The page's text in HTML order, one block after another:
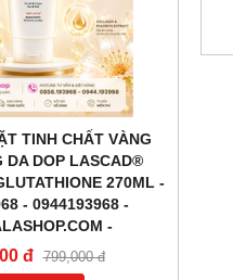
TINH CHẤT VÀNG
DA DOP LASCAD®
270ML -
- 0944193968 -
-
đ 799,000 đ